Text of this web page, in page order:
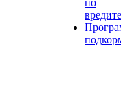
по